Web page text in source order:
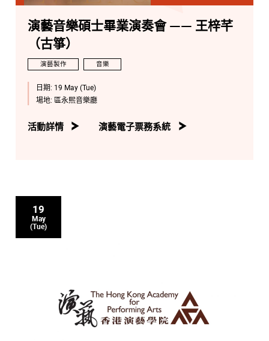
演藝音樂碩士畢業演奏會 —— 王梓芊
（古箏）
演藝製作 音樂
日期: 19 May (Tue)
場地: 區永熙音樂廳
活動詳情 演藝電子票務系統
19
May
(Tue)